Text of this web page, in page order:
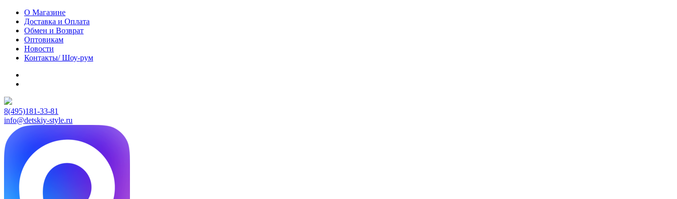
О Магазине
Доставка и Оплата
Обмен и Возврат
Оптовикам
Новости
Контакты/ Шоу-рум
8(495)181-33-81
info@detskiy-style.ru